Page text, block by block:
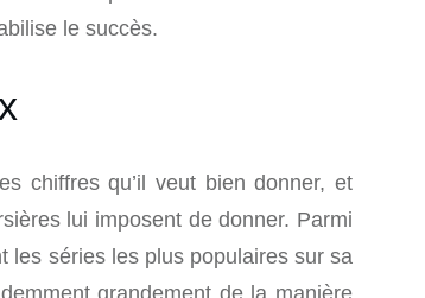
le succès.
chiffres qu’il veut bien donner, et
lui imposent de donner. Parmi
les séries les plus populaires sur sa
grandement de la manière